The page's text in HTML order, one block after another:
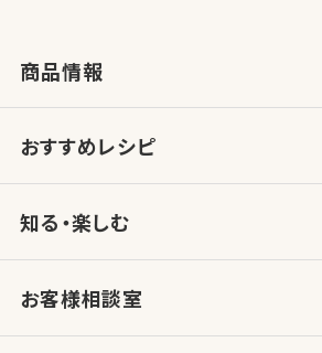
商品情報
おすすめレシピ
知る・楽しむ
お客様相談室